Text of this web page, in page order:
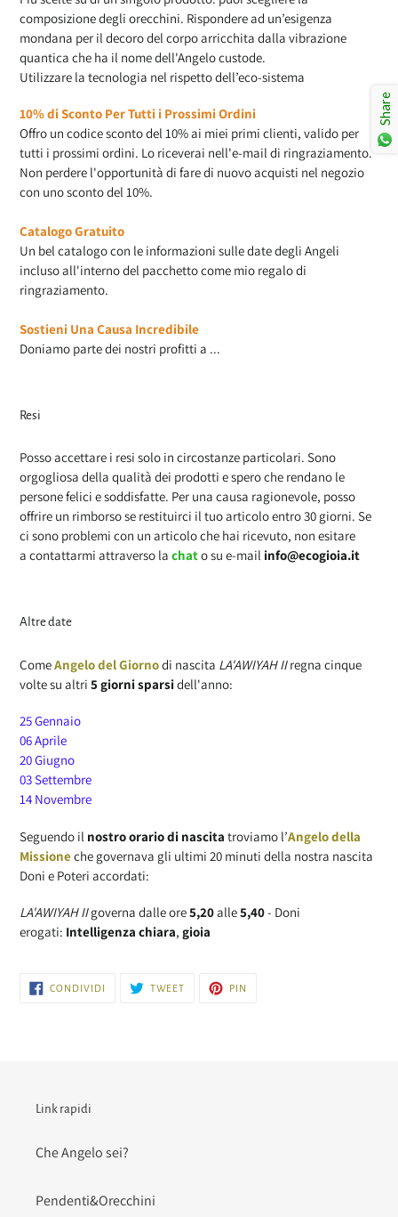
composizione degli orecchini. Rispondere ad un’esigenza
mondana per il decoro del corpo arricchita dalla vibrazione
quantica che ha il nome dell'Angelo custode.
Utilizzare la tecnologia nel rispetto dell’eco-sistema
10% di Sconto Per Tutti i Prossimi Ordini
Offro un codice sconto del 10% ai miei primi clienti, valido per
tutti i prossimi ordini. Lo riceverai nell'e-mail di ringraziamento.
Non perdere l'opportunità di fare di nuovo acquisti nel negozio
con uno sconto del 10%.
Catalogo Gratuito
Un bel catalogo con le informazioni sulle date degli Angeli
incluso all'interno del pacchetto come mio regalo di
ringraziamento.
Sostieni Una Causa Incredibile
Doniamo parte dei nostri profitti a ...
Resi
Posso accettare i resi solo in circostanze particolari. Sono
orgogliosa della qualità dei prodotti e spero che rendano le
persone felici e soddisfatte. Per una causa ragionevole, posso
offrire un rimborso se restituirci il tuo articolo entro 30 giorni. Se
ci sono problemi con un articolo che hai ricevuto, non esitare
a contattarmi attraverso la chato su e-mail info@ecogioia.it
Altre date
ComeAngelo del Giornodi nascita LA'AWIYAH IIregna cinque
volte su altri 5 giorni sparsidell'anno:
25 Gennaio
06 Aprile
20 Giugno
03 Settembre
14 Novembre
Seguendo il nostro orario di nascita troviamo l’Angelo della
Missioneche governava gli ultimi 20 minuti della nostra nascita
Doni e Poteri accordati:
LA'AWIYAH II governa dalle ore5,20alle5,40- Doni
erogati: Intelligenza chiara, gioia
CONDIVIDI
CONDIVIDITWEET TWITTA
PIN
Link rapidi
Che Angelo sei?
Pendenti&Orecchini
Share